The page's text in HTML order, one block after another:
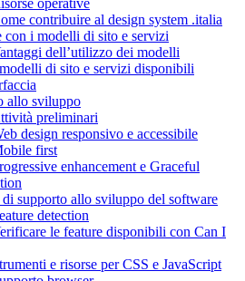
operative
contribuire al design system .italia
con i modelli di sito e servizi
dell’utilizzo dei modelli
di sito e servizi disponibili
allo sviluppo
preliminari
design responsivo e accessibile
first
enhancement e Graceful
supporto allo sviluppo del software
detection
le feature disponibili con Can I
e risorse per CSS e JavaScript